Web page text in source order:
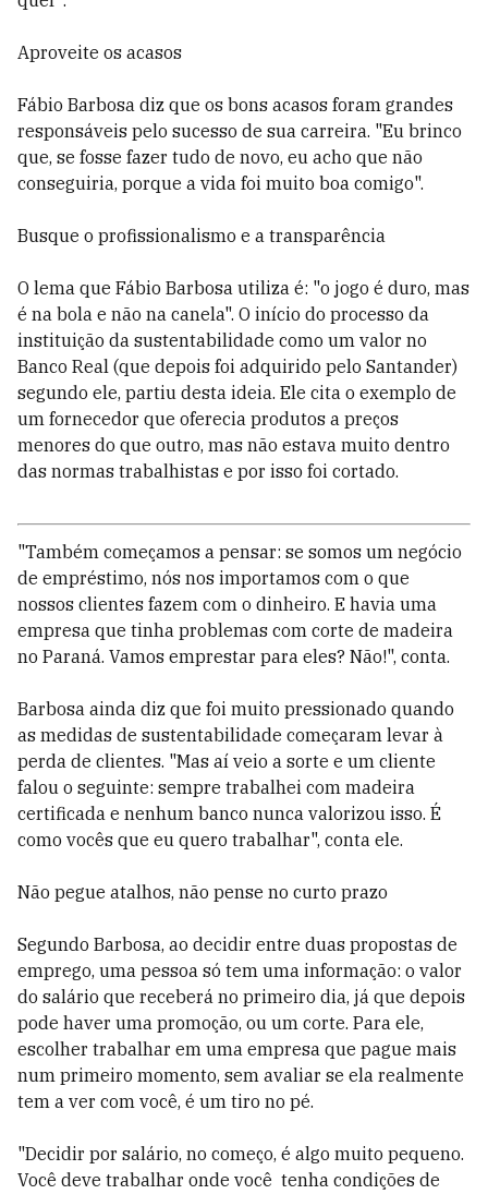
Aproveite os acasos
Fábio Barbosa diz que os bons acasos foram grandes
responsáveis pelo sucesso de sua carreira. "Eu brinco
que, se fosse fazer tudo de novo, eu acho que não
conseguiria, porque a vida foi muito boa comigo".
Busque o profissionalismo e a transparência
O lema que Fábio Barbosa utiliza é: "o jogo é duro, mas
é na bola e não na canela". O início do processo da
instituição da sustentabilidade como um valor no
Banco Real (que depois foi adquirido pelo Santander)
segundo ele, partiu desta ideia. Ele cita o exemplo de
um fornecedor que oferecia produtos a preços
menores do que outro, mas não estava muito dentro
das normas trabalhistas e por isso foi cortado.
"Também começamos a pensar: se somos um negócio
de empréstimo, nós nos importamos com o que
nossos clientes fazem com o dinheiro. E havia uma
empresa que tinha problemas com corte de madeira
no Paraná. Vamos emprestar para eles? Não!", conta.
Barbosa ainda diz que foi muito pressionado quando
as medidas de sustentabilidade começaram levar à
perda de clientes. "Mas aí veio a sorte e um cliente
falou o seguinte: sempre trabalhei com madeira
certificada e nenhum banco nunca valorizou isso. É
como vocês que eu quero trabalhar", conta ele.
Não pegue atalhos, não pense no curto prazo
Segundo Barbosa, ao decidir entre duas propostas de
emprego, uma pessoa só tem uma informação: o valor
do salário que receberá no primeiro dia, já que depois
pode haver uma promoção, ou um corte. Para ele,
escolher trabalhar em uma empresa que pague mais
num primeiro momento, sem avaliar se ela realmente
tem a ver com você, é um tiro no pé.
"Decidir por salário, no começo, é algo muito pequeno.
Você deve trabalhar onde você tenha condições de